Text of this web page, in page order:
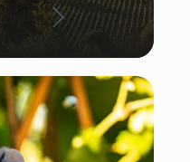
Italien